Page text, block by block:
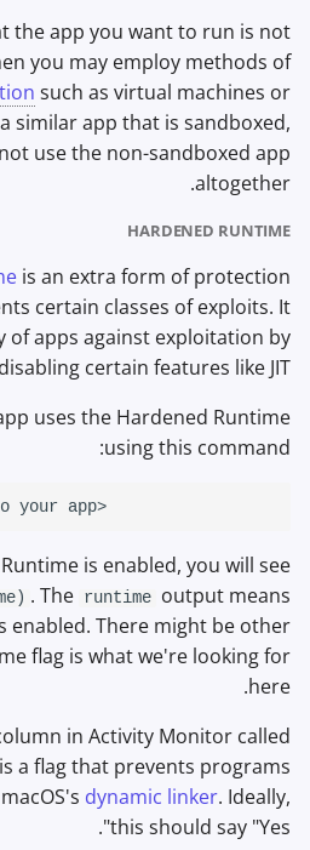
the app you want to run is not
you may employ methods of
such as virtual machines or
similar app that is sandboxed,
use the non-sandboxed app
altogether.
HARDENED RUNTIME
is an extra form of protection
certain classes of exploits. It
of apps against exploitation by
disabling certain features like JIT.
uses the Hardened Runtime
using this command:
your
is enabled, you will see
. The runtime output means
enabled. There might be other
flag is what we're looking for
here.
in Activity Monitor called
a flag that prevents programs
dynamic linker. Ideally,
this should say "Yes".